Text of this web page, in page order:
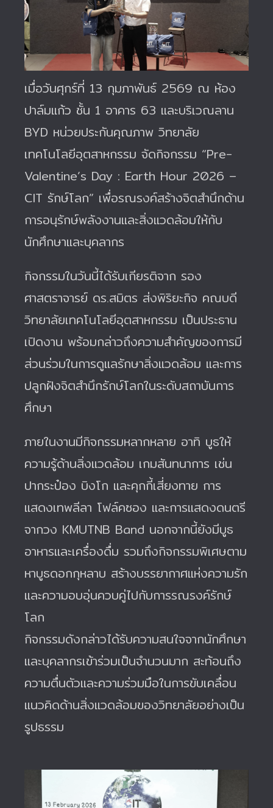
เมื่อวันศุกร์ที่ 13 กุมภาพันธ์ 2569 ณ ห้อง
ปาล์มแก้ว ชั้น 1 อาคาร 63 และบริเวณลาน
BYD หน่วยประกันคุณภาพ วิทยาลัย
เทคโนโลยีอุตสาหกรรม จัดกิจกรรม “Pre-
Valentine’s Day : Earth Hour 2026 –
CIT รักษ์โลก” เพื่อรณรงค์สร้างจิตสำนึกด้าน
การอนุรักษ์พลังงานและสิ่งแวดล้อมให้กับ
นักศึกษาและบุคลากร
กิจกรรมในวันนี้ได้รับเกียรติจาก รอง
ศาสตราจารย์ ดร.สมิตร ส่งพิริยะกิจ คณบดี
วิทยาลัยเทคโนโลยีอุตสาหกรรม เป็นประธาน
เปิดงาน พร้อมกล่าวถึงความสำคัญของการมี
ส่วนร่วมในการดูแลรักษาสิ่งแวดล้อม และการ
ปลูกฝังจิตสำนึกรักษ์โลกในระดับสถาบันการ
ศึกษา
ภายในงานมีกิจกรรมหลากหลาย อาทิ บูธให้
ความรู้ด้านสิ่งแวดล้อม เกมสันทนาการ เช่น
ปากระป๋อง บิงโก และคุกกี้เสี่ยงทาย การ
แสดงเทพลีลา โฟล์คซอง และการแสดงดนตรี
จากวง KMUTNB Band นอกจากนี้ยังมีบูธ
อาหารและเครื่องดื่ม รวมถึงกิจกรรมพิเศษตาม
หาบูธดอกกุหลาบ สร้างบรรยากาศแห่งความรัก
และความอบอุ่นควบคู่ไปกับการรณรงค์รักษ์
โลก
กิจกรรมดังกล่าวได้รับความสนใจจากนักศึกษา
และบุคลากรเข้าร่วมเป็นจำนวนมาก สะท้อนถึง
ความตื่นตัวและความร่วมมือในการขับเคลื่อน
แนวคิดด้านสิ่งแวดล้อมของวิทยาลัยอย่างเป็น
รูปธรรม